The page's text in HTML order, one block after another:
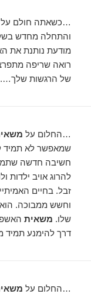
…כשאתה חולם
והתחלה מחדש
מודעת נותנת את
רואה שריפה
של הרגשות שלך….
…החלום על
שמאפשר לא תמיד
חשיבה חדשה
להרוג אויב ילדות
זבל. בחיים
וחשש ממבוכה.
שלו. משאית
דרך להימנע
…החלום על